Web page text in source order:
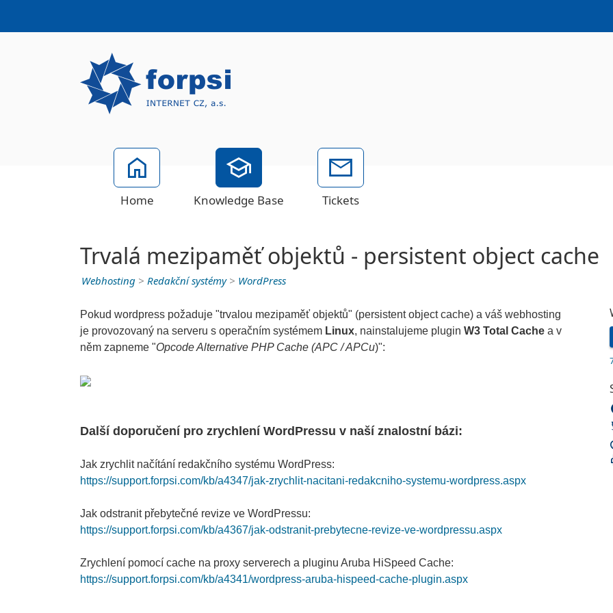
Home Knowledge Base Tickets
Trvalá mezipaměť objektů - persistent object cache
Webhosting > Redakční systémy> WordPress
Pokud wordpress požaduje "trvalou mezipaměť objektů" (persistent object cache) a váš webhosting
je provozovaný na serveru s operačním systémem Linux, nainstalujeme plugin W3 Total Cache a v
něm zapneme "Opcode Alternative PHP Cache (APC / APCu)":
Další doporučení pro zrychlení WordPressu v naší znalostní bázi:
Jak zrychlit načítání redakčního systému WordPress:
https://support.forpsi.com/kb/a4347/jak-zrychlit-nacitani-redakcniho-systemu-wordpress.aspx
Jak odstranit přebytečné revize ve WordPressu:
https://support.forpsi.com/kb/a4367/jak-odstranit-prebytecne-revize-ve-wordpressu.aspx
Zrychlení pomocí cache na proxy serverech a pluginu Aruba HiSpeed Cache:
https://support.forpsi.com/kb/a4341/wordpress-aruba-hispeed-cache-plugin.aspx